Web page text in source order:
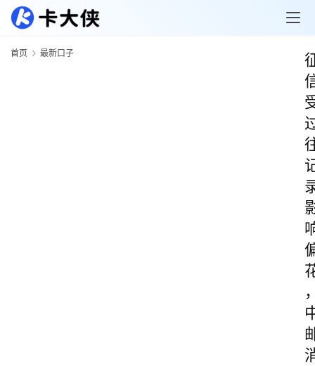
首页 最新口子